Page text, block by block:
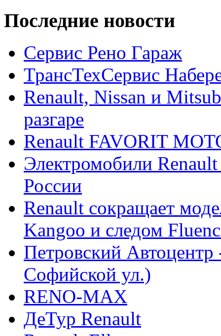
Последние новости
Сервис Рено Гараж
ТрансТехСервис
Renault, Nissan и
разгаре
Renault FAVORIT
Электромобили
России
Renault сокращает
Kangoo и следом
Петровский
Софийской ул.)
RENO-MAX
ДеТур Renault